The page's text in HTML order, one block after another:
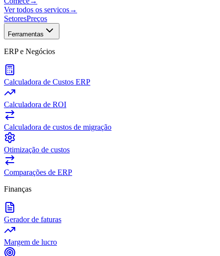
Ver todos os servicos→
SetoresPreços
Ferramentas
ERP e Negócios
Calculadora de Custos ERP
Calculadora de ROI
Calculadora de custos de migração
Otimização de custos
Comparações de ERP
Finanças
Gerador de faturas
Margem de lucro